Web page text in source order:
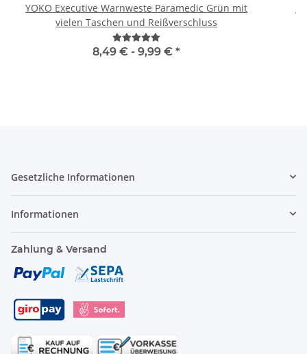
YOKO Executive Warnweste Paramedic Grün mit
vielen Taschen und Reißverschluss
8,49 € - 9,99 € *
Gesetzliche Informationen
Informationen
Zahlung & Versand